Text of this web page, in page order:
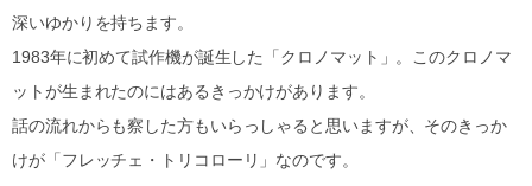
深いゆかりを持ちます。
1983年に初めて試作機が誕生した「クロノマット」。このクロノマ
ットが生まれたのにはあるきっかけがあります。
話の流れからも察した方もいらっしゃると思いますが、そのきっか
けが「フレッチェ・トリコローリ」なのです。